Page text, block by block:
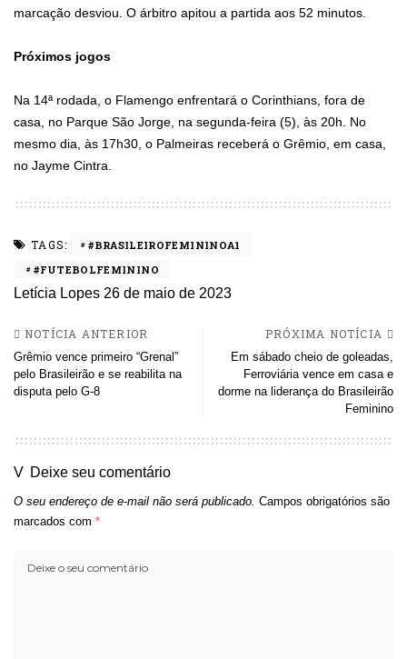
marcação desviou. O árbitro apitou a partida aos 52 minutos.
Próximos jogos
Na 14ª rodada, o Flamengo enfrentará o Corinthians, fora de
casa, no Parque São Jorge, na segunda-feira (5), às 20h. No
mesmo dia, às 17h30, o Palmeiras receberá o Grêmio, em casa,
no Jayme Cintra.
TAGS:
#BRASILEIROFEMININOA1
#FUTEBOLFEMININO
Letícia Lopes 26 de maio de 2023
NOTÍCIA ANTERIOR
Grêmio vence primeiro “Grenal”
pelo Brasileirão e se reabilita na
disputa pelo G-8
PRÓXIMA NOTÍCIA
Em sábado cheio de goleadas,
Ferroviária vence em casa e
dorme na liderança do Brasileirão
Feminino
Deixe seu comentário
O seu endereço de e-mail não será publicado. Campos obrigatórios são
marcados com *